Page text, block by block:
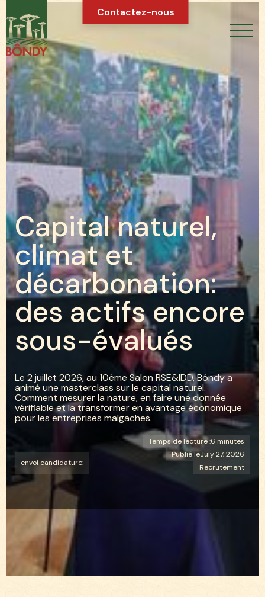
Contactez-nous
Capitalnaturel,
climatet
décarbonation:
des actifs encore
sous-évalués
Le 2 juillet 2026, au 10ème Salon RSE&IDD, Bôndy a
animé une masterclass sur le capital naturel.
Comment mesurer la nature, en faire une donnée
vérifiable et la transformer en avantage économique
pour les entreprises malgaches.
Temps de lecture :6 minutes
Publié leJuly 27, 2026
Recrutement
envoi candidature:
Recrutement